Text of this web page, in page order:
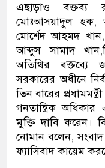
এছাড়াও বক্তব্য
মোঃআসয়াদুল হক,
মোর্শেদ আহমদ
আব্দুস সামাদ
অতিথির বক্তব্যে
সরকারের অধীনে
তিন বারের
গনতান্ত্রিক
মুক্তি দাবি করেন।
নোমান বলেন,
ফ্যাসিবাদ কায়েম